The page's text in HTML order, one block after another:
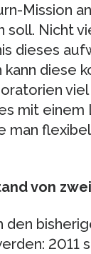
Mission
soll. Nicht
dieses
diese
mit einem
man
von
2011